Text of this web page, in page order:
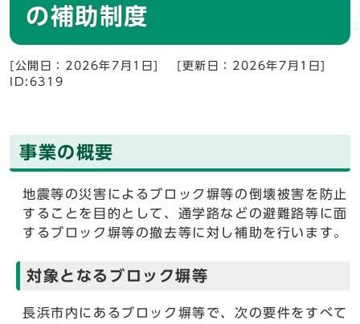
の補助制度
[公開日：2026年7月1日]
[更新日：2026年7月1日]
ID:6319
事業の概要
地震等の災害によるブロック塀等の倒壊被害を防止
することを目的として、通学路などの避難路等に面
するブロック塀等の撤去等に対し補助を行います。
対象となるブロック塀等
長浜市内にあるブロック塀等で、次の要件をすべて